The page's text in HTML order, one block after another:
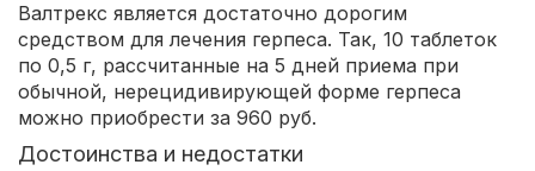
Валтрекс является достаточно дорогим
средством для лечения герпеса. Так, 10 таблеток
по 0,5 г, рассчитанные на 5 дней приема при
обычной, нерецидивирующей форме герпеса
можно приобрести за 960 руб.
Достоинства и недостатки